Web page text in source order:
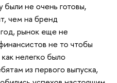
были не очень готовы,
чем на бренд
рынок еще не
не то чтобы
нелегко было
из первого выпуска,